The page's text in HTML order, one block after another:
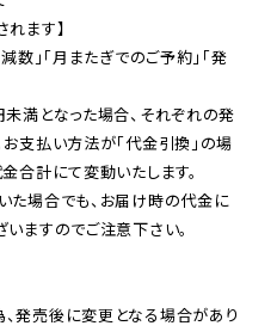
ます】
数」「月またぎでのご予約」「発
満となった場合、それぞれの発
支払い方法が「代金引換」の場
た場合でも、お届け時の代金に
ますのでご注意下さい。
発売後に変更となる場合があり